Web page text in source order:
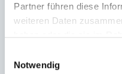
Partner führen diese
weiteren Daten
haben oder die sie im
Notwendig